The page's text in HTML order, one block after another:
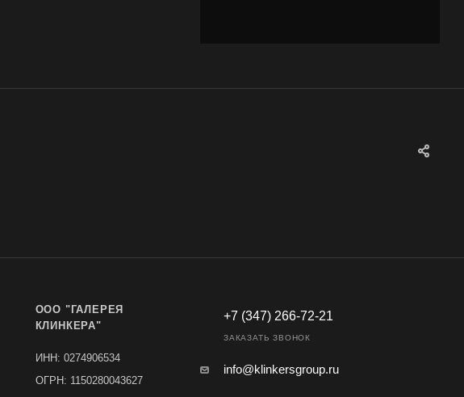
ООО "ГАЛЕРЕЯ
КЛИНКЕРА"
ИНН: 0274906534
ОГРН: 1150280043627
+7 (347) 266-72-21
ЗАКАЗАТЬ ЗВОНОК
info@klinkersgroup.ru